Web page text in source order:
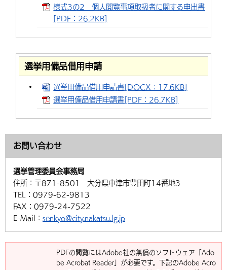
様式3の2 個人閲覧事項取扱者に関する申出書
[PDF：26.2KB]
選挙用備品借用申請
選挙用備品借用申請書[DOCX：17.6KB]
選挙用備品借用申請書[PDF：26.7KB]
お問い合わせ
選挙管理委員会事務局
住所： 〒871-8501 大分県中津市豊田町14番地3
TEL： 0979-62-9813
FAX： 0979-24-7522
E-Mail： senkyo@city.nakatsu.lg.jp
PDFの閲覧にはAdobe社の無償のソフトウェア「Ado
be Acrobat Reader」が必要です。下記のAdobe Acro